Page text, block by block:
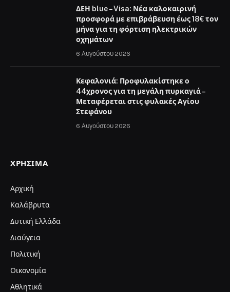
ΔΕΗ blue – Visa: Νέα καλοκαιρινή
προσφορά με επιβράβευση έως 18€ τον
μήνα για τη φόρτιση ηλεκτρικών
οχημάτων
6 Αυγούστου 2026
Κεφαλονιά: Προφυλακίστηκε ο
44χρονος για τη μεγάλη πυρκαγιά –
Μεταφέρεται στις φυλακές Αγίου
Στεφάνου
6 Αυγούστου 2026
ΧΡΉΣΙΜΑ
Αρχική
Καλάβρυτα
Δυτική Ελλάδα
Διαύγεια
Πολιτική
Οικονομία
Αθλητικά